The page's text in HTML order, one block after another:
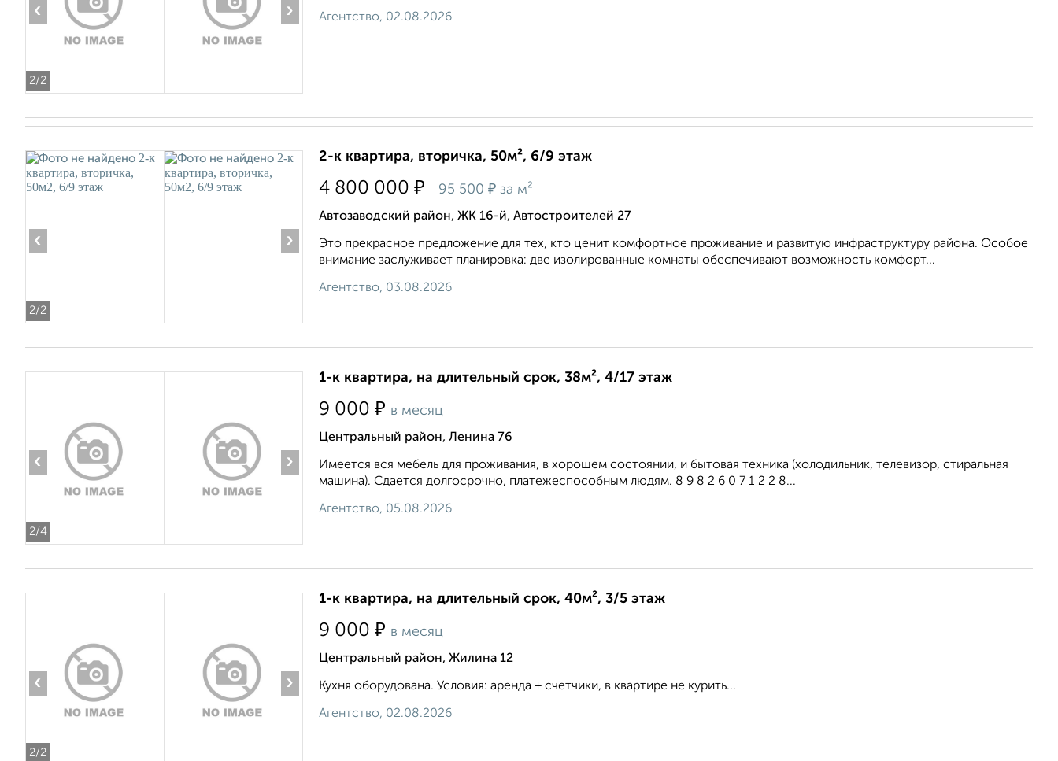
2/2
‹ › Агентство, 02.08.2026
2/2
‹ ›
2-к квартира, вторичка, 50м², 6/9 этаж
4 800 000 ₽ 95 500 ₽ за м²
Автозаводский район, ЖК 16-й, Автостроителей 27
Это прекрасное предложение для тех, кто ценит комфортное проживание и развитую инфраструктуру района. Особое
внимание заслуживает планировка: две изолированные комнаты обеспечивают возможность комфорт...
Агентство, 03.08.2026
2/4
‹ ›
1-к квартира, на длительный срок, 38м², 4/17 этаж
9 000 ₽ в месяц
Центральный район, Ленина 76
Имеется вся мебель для проживания, в хорошем состоянии, и бытовая техника (холодильник, телевизор, стиральная
машина). Сдается долгосрочно, платежеспособным людям. 8 9 8 2 6 0 7 1 2 2 8...
Агентство, 05.08.2026
2/2
‹ ›
1-к квартира, на длительный срок, 40м², 3/5 этаж
9 000 ₽ в месяц
Центральный район, Жилина 12
Кухня оборудована. Условия: аренда + счетчики, в квартире не курить...
Агентство, 02.08.2026